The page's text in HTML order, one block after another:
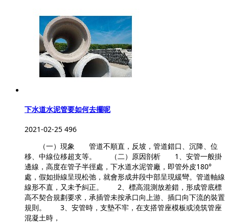
下水道水泥管要如何去擺呢
2021-02-25 496
（一）現象 管道不順直，反坡，管道錯口、沉降、位
移、中線位移超支等。 （二）原因剖析 1、安管一般掛
邊線，高度在管子半徑處，下水道水泥管廠，即管外皮180°
處，假如掛線呈現松弛，就會形成井段中部呈現緩彎。管道軸線
線形不直，又未予糾正。 2、標高混測放差錯，形成管底標
高不契合規劃要求，承插管未按承口向上游、插口向下流的裝置
規則。 3、安管時，支墊不牢，在支搭管座模板或澆筑管座
混凝土時，